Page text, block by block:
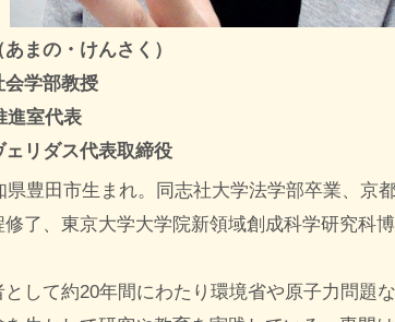
まの・けんさく）
会学部教授
進室代表
ェリダス代表取締役
県豊田市生まれ。同志社大学法学部卒業、京
修了、東京大学大学院新領域創成科学研究科
として約20年間にわたり環境省や原子力問題